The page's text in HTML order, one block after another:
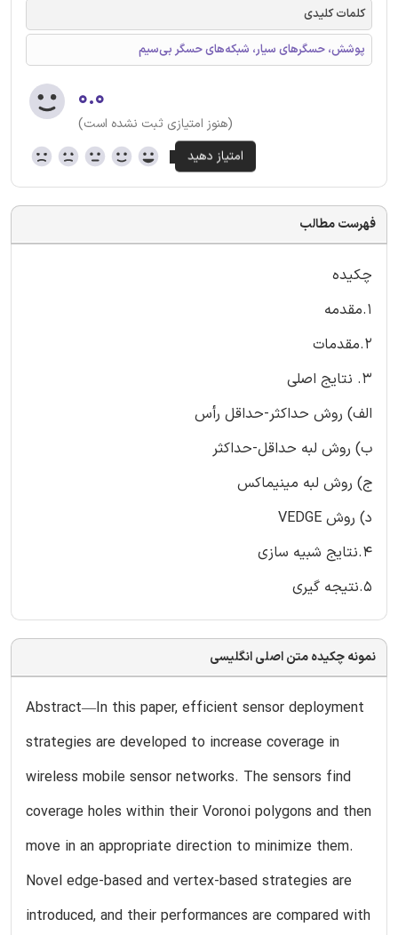
کلمات کلیدی
پوشش، حسگرهای سیار، شبکه‌های حسگر بی‌سیم
۰.۰
(هنوز امتیازی ثبت نشده است)
فهرست مطالب
چکیده
1.مقدمه
2.مقدمات
3. نتایج اصلی
الف) روش حداکثر-حداقل رأس
ب) روش لبه حداقل-حداکثر
ج) روش لبه مینیماکس
د) روش VEDGE
4.نتایج شبیه سازی
5.نتیجه گیری
نمونه چکیده متن اصلی انگلیسی
Abstract—In this paper, efficient sensor deployment
strategies are developed to increase coverage in
wireless mobile sensor networks. The sensors find
coverage holes within their Voronoi polygons and then
move in an appropriate direction to minimize them.
Novel edge-based and vertex-based strategies are
introduced, and their performances are compared with